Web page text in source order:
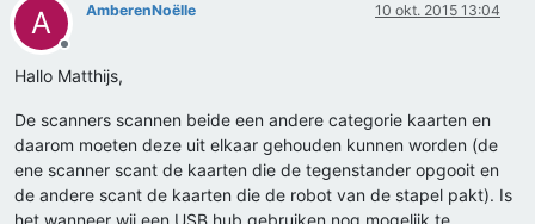
A
Offline
AmberenNoëlle 10 okt. 2015 13:04
Hallo Matthijs,
De scanners scannen beide een andere categorie kaarten en
daarom moeten deze uit elkaar gehouden kunnen worden (de
ene scanner scant de kaarten die de tegenstander opgooit en
de andere scant de kaarten die de robot van de stapel pakt). Is
het wanneer wij een USB hub gebruiken nog mogelijk te